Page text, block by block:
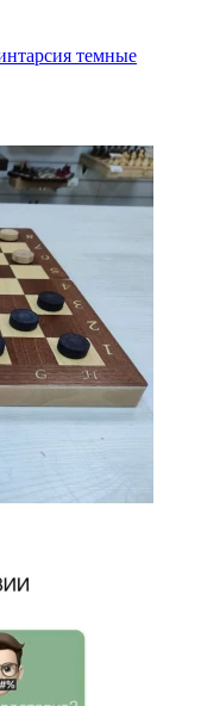
темные